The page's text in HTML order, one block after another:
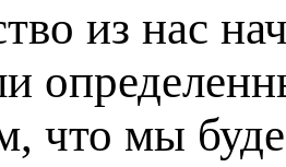
из нас
что мы